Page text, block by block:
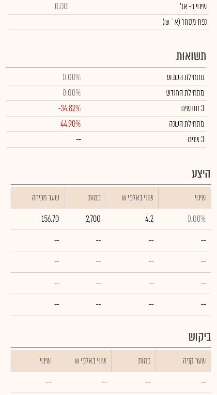
שינויב- אג'
0.00
נפח מסחר(א` ₪)
תשואות
מתחילת השבוע
0.00%
מתחילת החודש
0.00%
3 חודשים
-34.82%
מתחילת השנה
-44.90%
3 שנים
--
היצע
שינוי ₪ שווי באלפי כמות
שער מכירה
0.00%
4.2
2,700
156.70
--
--
--
--
--
--
--
--
--
--
--
--
--
--
--
--
ביקוש
שער קניה כמות ₪ שווי באלפי
שינוי
--
--
--
--